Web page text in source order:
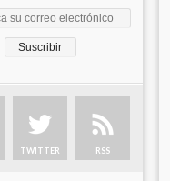
TWITTER RSS